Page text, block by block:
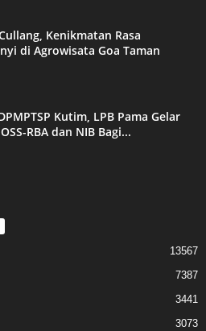
Kenikmatan Rasa
di Agrowisata Goa Taman
Kutim, LPB Pama Gelar
RBA dan NIB Bagi...
13567
7387
3441
3073